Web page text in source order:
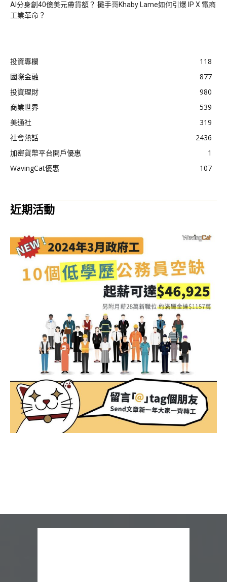
AI分身創40億美元帶貨額？ 攤手哥Khaby Lame如何引爆 IP X 電商
工業革命？
投資專欄
118
國際金融
877
投資理財
980
商業世界
539
美通社
319
社會熱話
2436
加密貨幣平台開戶優惠
1
WavingCat優惠
107
近期活動